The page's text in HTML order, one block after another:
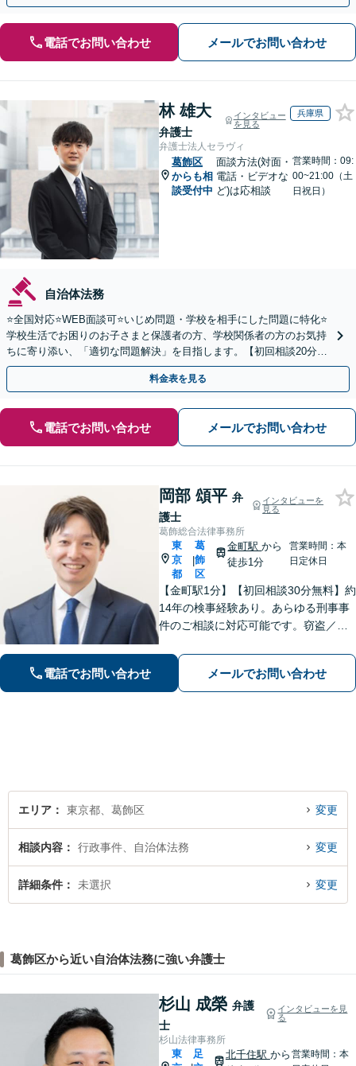
電話でお問い合わせ メールでお問い合わせ
林 雄大
弁護士
インタビュー
を見る
兵庫県
弁護士法人セラヴィ
葛飾区
からも相
談受付中
面談方法(対面・
電話・ビデオな
ど)は応相談
営業時間：09:
00~21:00（土
日祝日）
自治体法務
⭐️全国対応⭐️WEB面談可⭐️いじめ問題・学校を相手にした問題に特化⭐️
学校生活でお困りのお子さまと保護者の方、学校関係者の方のお気持
ちに寄り添い、「適切な問題解決」を目指します。【初回相談20分無
料】
料金表を見る
電話でお問い合わせ メールでお問い合わせ
岡部 頌平 弁
護士
インタビューを
見る
葛飾総合法律事務所
東
京
都
|
葛
飾
区
金町駅から
徒歩1分
営業時間：本
日定休日
【金町駅1分】【初回相談30分無料】約
14年の検事経験あり。あらゆる刑事事
件のご相談に対応可能です。窃盗／詐
事件は早急にご相談ください。【相続
事件もお任せください】遺産分割協
議・調停／遺留分／遺言書作成など幅
電話でお問い合わせ メールでお問い合わせ
エリア 東京都、葛飾区 変更
相談内容 行政事件、自治体法務 変更
詳細条件 未選択 変更
葛飾区から近い自治体法務に強い弁護士
杉山 成榮 弁護
士
インタビューを見
る
杉山法律事務所
東
足
北千住駅 から 営業時間：本